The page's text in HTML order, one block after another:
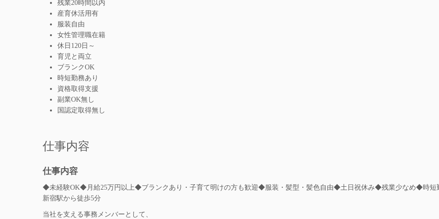
残業20時間以内
産育休活用有
服装自由
女性管理職在籍
休日120日～
育児と両立
ブランクOK
時短勤務あり
資格取得支援
副業OK無し
国認定取得無し
仕事内容
仕事内容
◆未経験OK◆月給25万円以上◆ブランクあり・子育て明けの方も歓迎◆服装・髪型・髪色自由◆土日祝休み◆残業少なめ◆時
新宿駅から徒歩5分
当社を支える事務メンバーとして、